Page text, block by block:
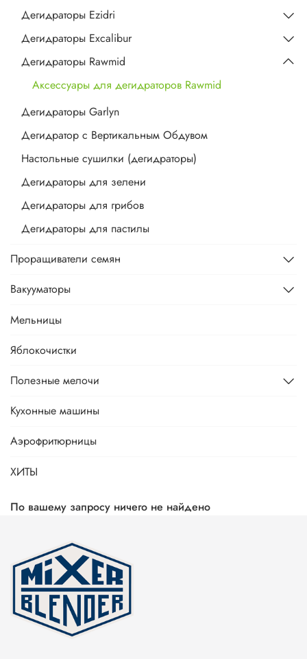
По вашему запросу ничего не найдено
Дегидраторы Ezidri
Дегидраторы Excalibur
Дегидраторы Rawmid
Аксессуары для дегидраторов Rawmid
Дегидраторы Garlyn
Дегидратор с Вертикальным Обдувом
Настольные сушилки (дегидраторы)
Дегидраторы для зелени
Дегидраторы для грибов
Дегидраторы для пастилы
Проращиватели семян
Вакууматоры
Мельницы
Яблокочистки
Полезные мелочи
Кухонные машины
Аэрофритюрницы
ХИТЫ